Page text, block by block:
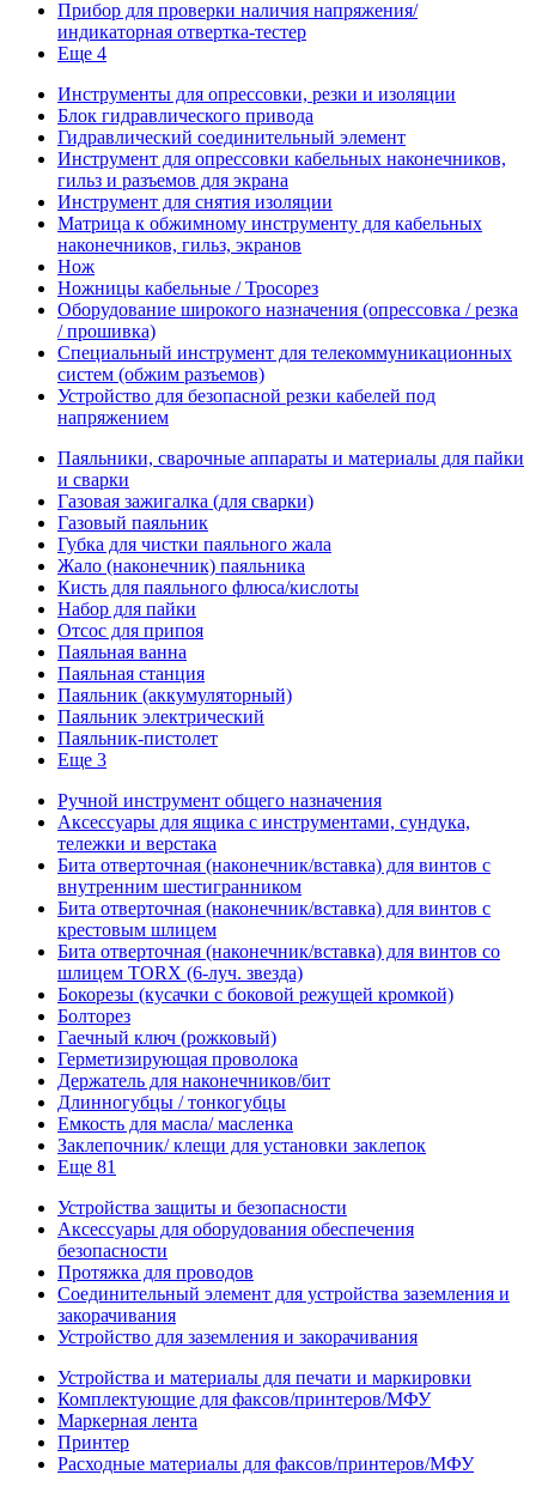
Прибор для проверки наличия напряжения/
индикаторная отвертка-тестер
Еще 4
Инструменты для опрессовки, резки и изоляции
Блок гидравлического привода
Гидравлический соединительный элемент
Инструмент для опрессовки кабельных наконечников,
гильз и разъемов для экрана
Инструмент для снятия изоляции
Матрица к обжимному инструменту для кабельных
наконечников, гильз, экранов
Нож
Ножницы кабельные / Тросорез
Оборудование широкого назначения (опрессовка / резка
/ прошивка)
Специальный инструмент для телекоммуникационных
систем (обжим разъемов)
Устройство для безопасной резки кабелей под
напряжением
Паяльники, сварочные аппараты и материалы для пайки
и сварки
Газовая зажигалка (для сварки)
Газовый паяльник
Губка для чистки паяльного жала
Жало (наконечник) паяльника
Кисть для паяльного флюса/кислоты
Набор для пайки
Отсос для припоя
Паяльная ванна
Паяльная станция
Паяльник (аккумуляторный)
Паяльник электрический
Паяльник-пистолет
Еще 3
Ручной инструмент общего назначения
Аксессуары для ящика с инструментами, сундука,
тележки и верстака
Бита отверточная (наконечник/вставка) для винтов с
внутренним шестигранником
Бита отверточная (наконечник/вставка) для винтов с
крестовым шлицем
Бита отверточная (наконечник/вставка) для винтов со
шлицем TORX (6-луч. звезда)
Бокорезы (кусачки с боковой режущей кромкой)
Болторез
Гаечный ключ (рожковый)
Герметизирующая проволока
Держатель для наконечников/бит
Длинногубцы / тонкогубцы
Емкость для масла/ масленка
Заклепочник/ клещи для установки заклепок
Еще 81
Устройства защиты и безопасности
Аксессуары для оборудования обеспечения
безопасности
Протяжка для проводов
Соединительный элемент для устройства заземления и
закорачивания
Устройство для заземления и закорачивания
Устройства и материалы для печати и маркировки
Комплектующие для факсов/принтеров/МФУ
Маркерная лента
Принтер
Расходные материалы для факсов/принтеров/МФУ